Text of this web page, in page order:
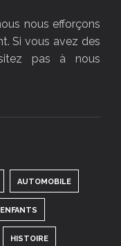
nous efforçons
Si vous avez des
pas à nous
AUTOMOBILE
ENFANTS
HISTOIRE